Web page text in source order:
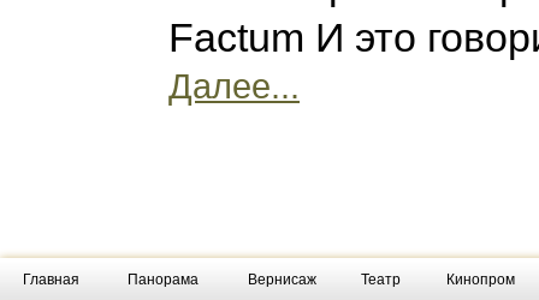
Factum И это
Далее...
Главная Панорама Вернисаж Театр Кинопром